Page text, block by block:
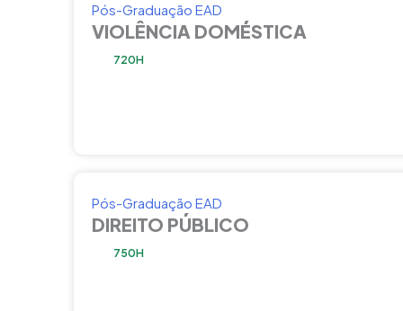
Pós-Graduação EAD
VIOLÊNCIA DOMÉSTICA
720H
Pós-Graduação EAD
DIREITO PÚBLICO
750H